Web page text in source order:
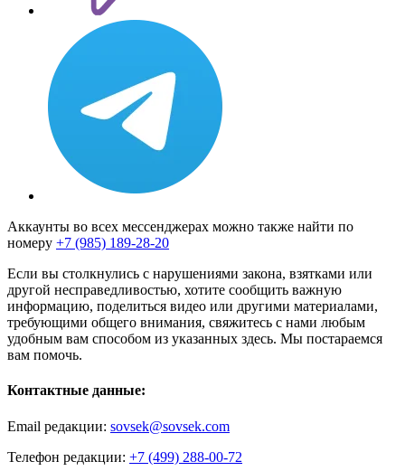
Аккаунты во всех мессенджерах можно также найти по
номеру +7 (985) 189-28-20
Если вы столкнулись с нарушениями закона, взятками или
другой несправедливостью, хотите сообщить важную
информацию, поделиться видео или другими материалами,
требующими общего внимания, свяжитесь с нами любым
удобным вам способом из указанных здесь. Мы постараемся
вам помочь.
Контактные данные:
Email редакции: sovsek@sovsek.com
Телефон редакции: +7 (499) 288-00-72